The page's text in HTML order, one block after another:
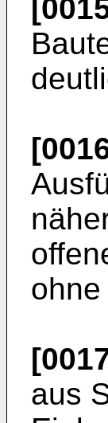
aus